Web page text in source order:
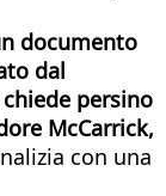
documento
dal
persino
McCarrick,
con una